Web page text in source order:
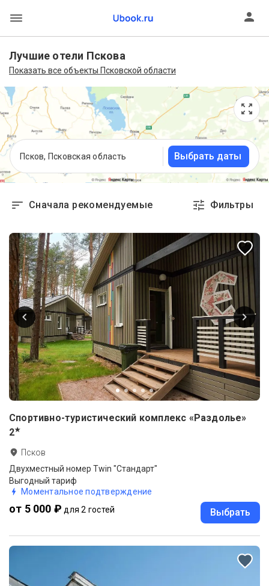
Лучшие отели Пскова
Показать все объекты Псковской области
Псков, Псковская область Выбрать даты
Сначала рекомендуемые Фильтры
Спортивно-туристический комплекс «Раздолье»
2★
Псков
Двухместный номер Twin "Стандарт"
Выгодный тариф
Моментальное подтверждение
от 5 000 ₽ для 2 гостей Выбрать